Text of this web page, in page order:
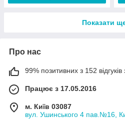
Показати
Про нас
99% позитивних з 152 відгуків
Працює з 17.05.2016
м. Київ 03087
вул. Ушинського 4 пав.№16,